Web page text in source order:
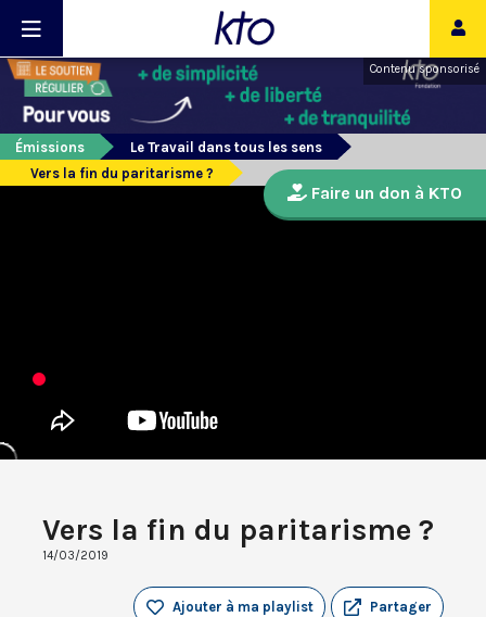
Contenu sponsorisé
Émissions
Le Travail dans tous les sens
Vers la fin du paritarisme ?
Vers la fin du paritarisme ?
14/03/2019
Partager
Ajouter à ma playlist
Faire un don à KTO